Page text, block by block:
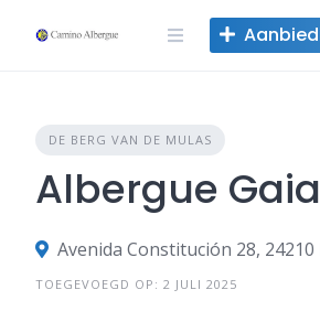
naar
DE BERG VAN DE MULAS
Albergue Gaia
TOEGEVOEGD OP: 2 JULI 2025